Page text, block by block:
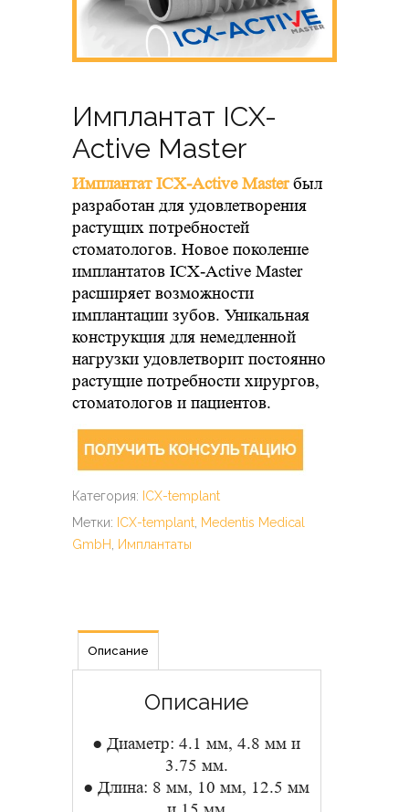
Имплантат ICX-
Active Master
Имплантат ICX-Active Masterбыл
разработан для удовлетворения
растущих потребностей
стоматологов. Новое поколение
имплантатов ICX-Active Master
расширяет возможности
имплантации зубов. Уникальная
конструкция для немедленной
нагрузки удовлетворит постоянно
растущие потребности хирургов,
стоматологов и пациентов.
Категория: ICX-templant
Метки: ICX-templant Medentis Medical
GmbH
Имплантаты
Описание
Описание
● Диаметр: 4.1 мм, 4.8 мм и
3.75 мм.
● Длина: 8 мм, 10 мм, 12.5 мм